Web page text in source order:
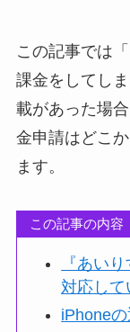
この記事では
課金をしてし
載があった場
金申請はどこ
ます。
この記事の内容
『あい
対応して
iPhone